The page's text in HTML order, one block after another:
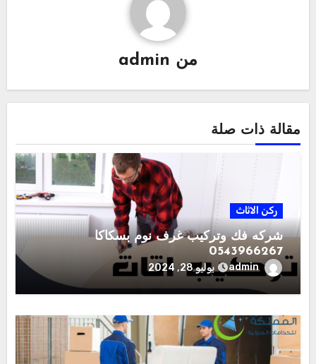
من admin
مقالة ذات صلة
ركن الاثاث
شركه فك وتركيب غرف نوم بسكاكا
0543966267
admin يوليو 28, 2024